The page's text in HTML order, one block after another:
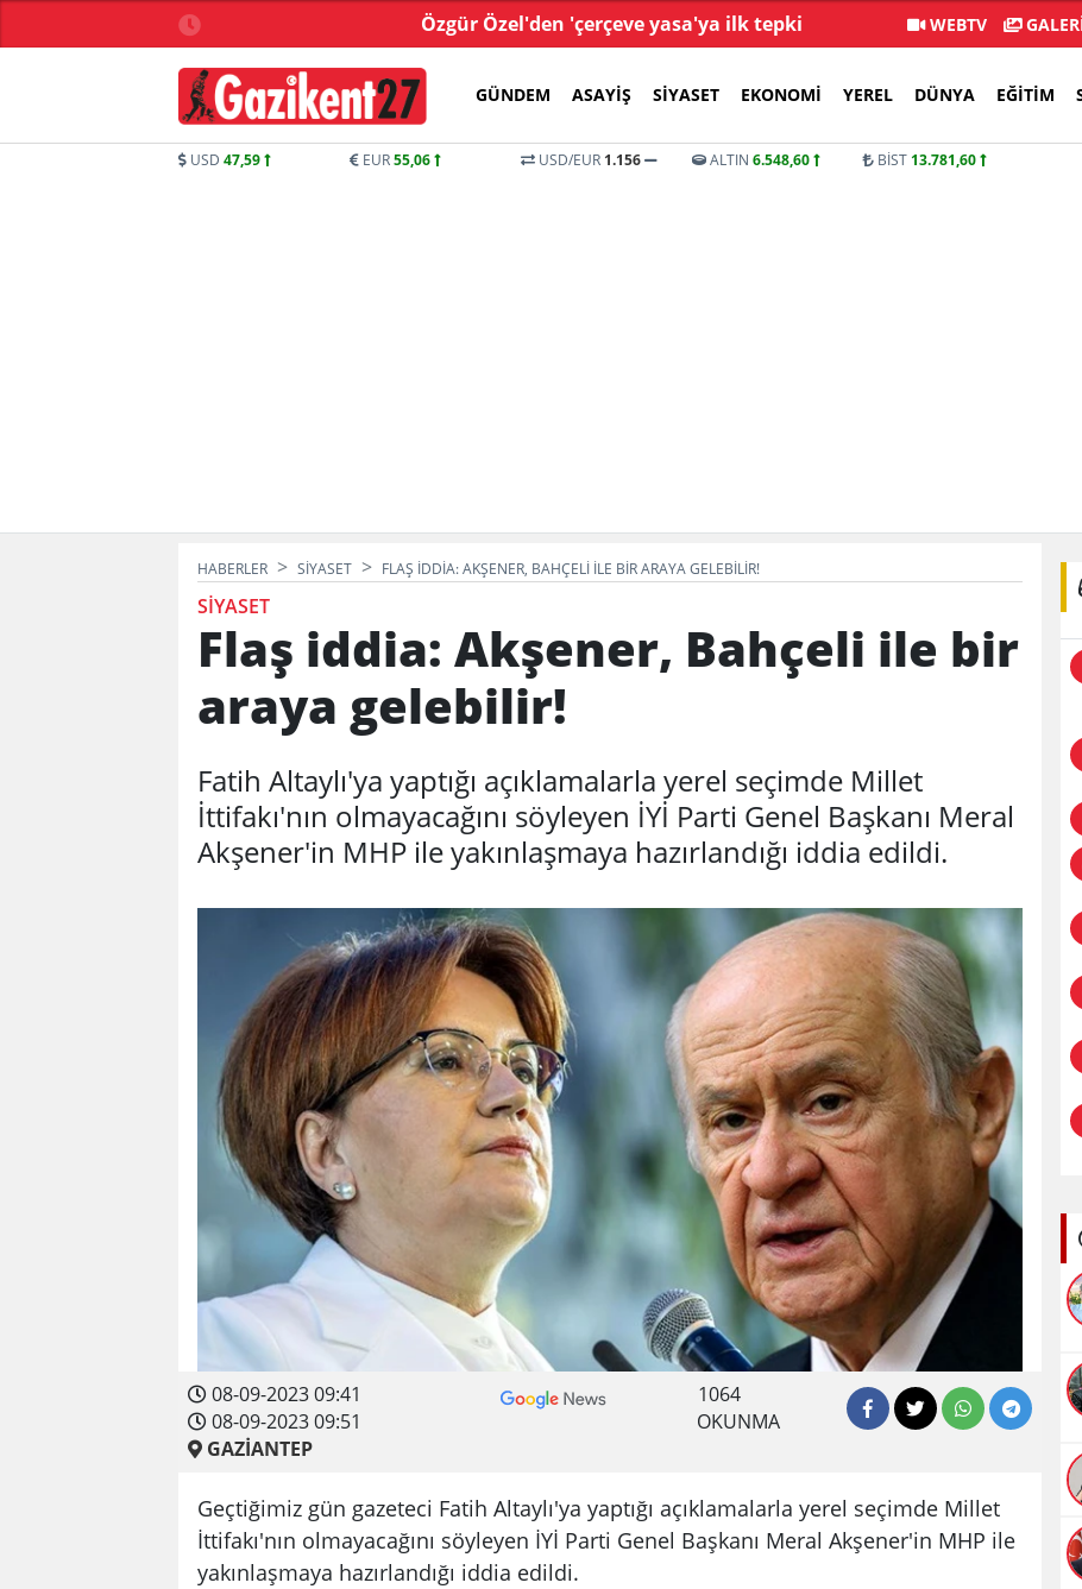
gazileri ziyaret etti Özgür Özel'den 'çerçeve yasa'ya ilk tepki YENİ Parti
WEBTV
GÜNDEM ASAYIŞ SIYASET EKONOMI YEREL DÜNYA EĞITIM
USD 47,59 EUR55,06 USD/EUR 1.156 ALTIN 6.548,60 BİST 13.781,60
HABERLER SIYASET FLAŞ IDDIA: AKŞENER, BAHÇELI ILE BIR ARAYA GELEBILIR!
SIYASET
Flaş iddia: Akşener, Bahçeli ile bir
araya gelebilir!
Fatih Altaylı'ya yaptığı açıklamalarla yerel seçimde Millet
İttifakı'nın olmayacağını söyleyen İYİ Parti Genel Başkanı Meral
Akşener'in MHP ile yakınlaşmaya hazırlandığı iddia edildi.
08-09-2023 09:41
08-09-2023 09:51
GAZİANTEP
1064
OKUNMA
Geçtiğimiz gün gazeteci Fatih Altaylı'ya yaptığı açıklamalarla yerel seçimde Millet
İttifakı'nın olmayacağını söyleyen İYİ Parti Genel Başkanı Meral Akşener'in MHP ile
yakınlaşmaya hazırlandığı iddia edildi.